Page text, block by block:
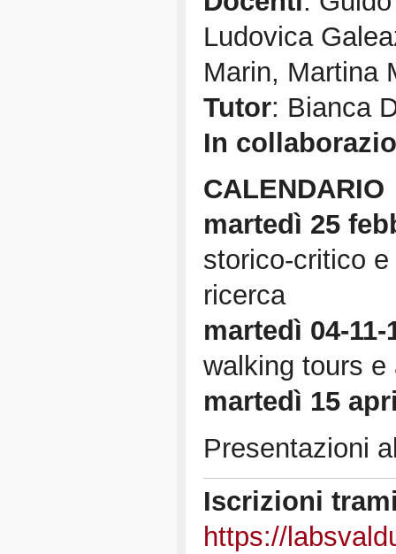
Ludovica
Marin, Martina
Tutor: Bianca
In
CALENDARIO
martedì 25
storico-critico
ricerca
martedì 04-
walking tours
martedì 15
Presentazioni
Iscrizioni
https://